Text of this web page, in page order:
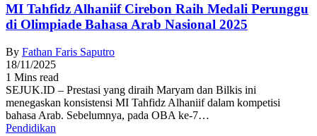
MI Tahfidz Alhaniif Cirebon Raih Medali Perunggu
di Olimpiade Bahasa Arab Nasional 2025
By Fathan Faris Saputro
18/11/2025
1 Mins read
SEJUK.ID – Prestasi yang diraih Maryam dan Bilkis ini
menegaskan konsistensi MI Tahfidz Alhaniif dalam kompetisi
bahasa Arab. Sebelumnya, pada OBA ke-7…
Pendidikan